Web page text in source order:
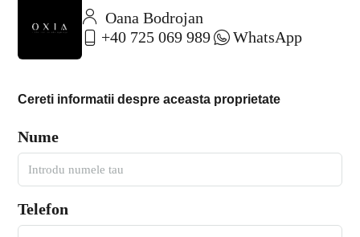
Oana Bodrojan
+40 725 069 989
WhatsApp
Cereti informatii despre aceasta proprietate
Nume
Telefon